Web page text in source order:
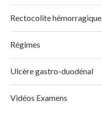
Rectocolite hémorragique
Régimes
Ulcère gastro-duodénal
Vidéos Examens